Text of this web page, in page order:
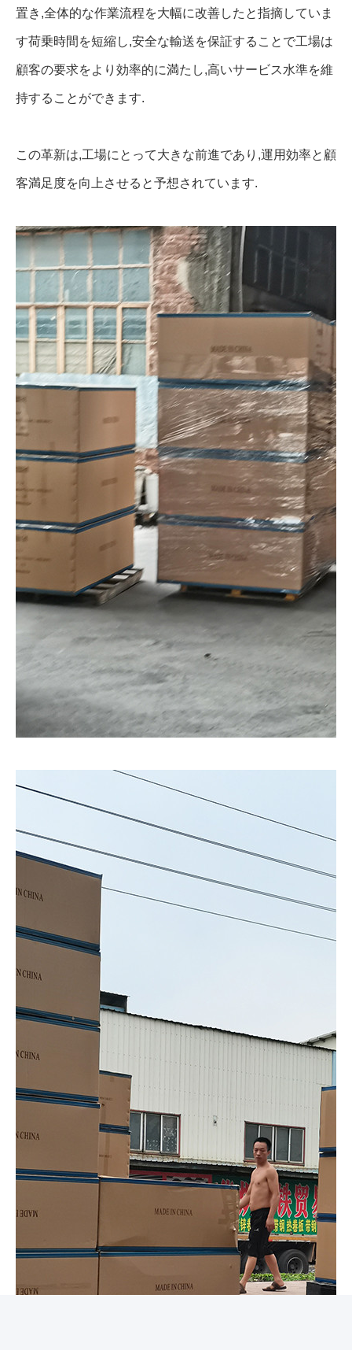
置き,全体的な作業流程を大幅に改善したと指摘していま
す荷乗時間を短縮し,安全な輸送を保証することで工場は
顧客の要求をより効率的に満たし,高いサービス水準を維
持することができます.
この革新は,工場にとって大きな前進であり,運用効率と顧
客満足度を向上させると予想されています.